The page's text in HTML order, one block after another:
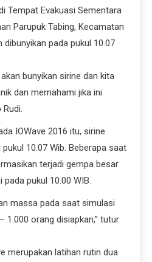
Tempat Evakuasi Sementara
Parupuk Tabing, Kecamatan
dibunyikan pada pukul 10.07
bunyikan sirine dan kita
dan memahami jika ini
IOWave 2016 itu, sirine
10.07 Wib. Beberapa saat
terjadi gempa besar
pukul 10.00 WIB.
massa pada saat simulasi
1.000 orang disiapkan,” tutur
merupakan latihan rutin dua